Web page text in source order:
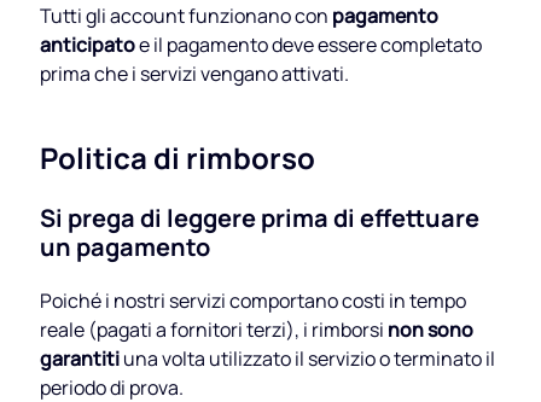
Tutti gli account funzionano con pagamento
anticipatoe il pagamento deve essere completato
prima che i servizi vengano attivati.
Politica di rimborso
Si prega di leggere prima di effettuare
un pagamento
Poiché i nostri servizi comportano costi in tempo
reale (pagati a fornitori terzi), i rimborsi non sono
garantitiuna volta utilizzato il servizio o terminato il
periodo di prova.